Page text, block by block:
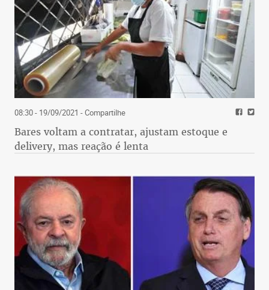
08:30 - 19/09/2021 - Compartilhe
Bares voltam a contratar, ajustam estoque e
delivery, mas reação é lenta